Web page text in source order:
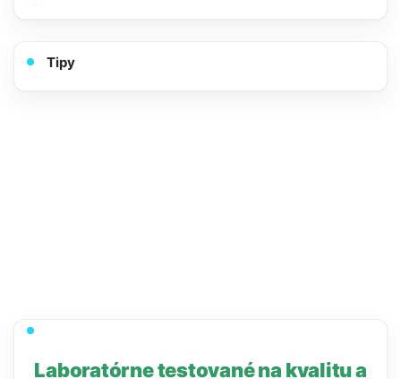
Tipy
Laboratórne testované na kvalitu a